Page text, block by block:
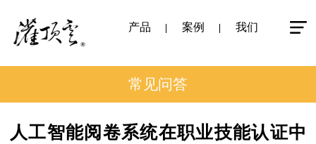
产品 案例 我们
常见问答
人工智能阅卷系统在职业技能认证中